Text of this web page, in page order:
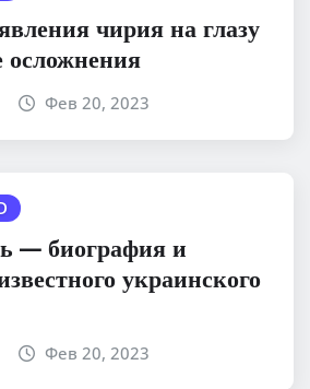
чирия на глазу
Фев 20, 2023
— биография и
украинского
Фев 20, 2023